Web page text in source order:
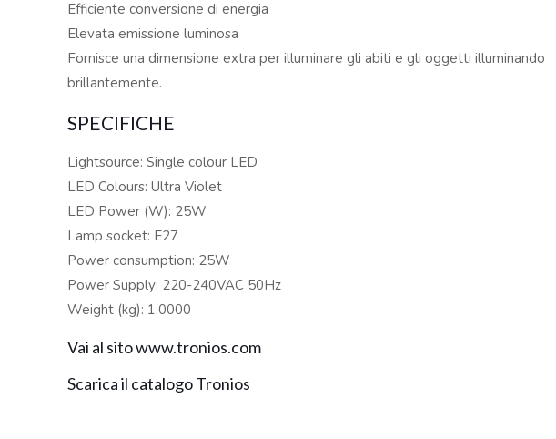
Efficiente conversione di energia
Elevata emissione luminosa
Fornisce una dimensione extra per illuminare gli abiti e gli oggetti illuminando
brillantemente.
SPECIFICHE
Lightsource: Single colour LED
LED Colours: Ultra Violet
LED Power (W): 25W
Lamp socket: E27
Power consumption: 25W
Power Supply: 220-240VAC 50Hz
Weight (kg): 1.0000
Vai al sito www.tronios.com
Scarica il catalogo Tronios